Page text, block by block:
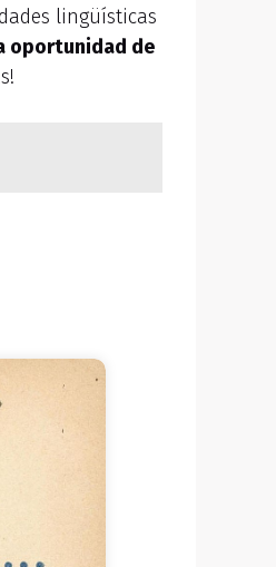
lingüísticas
oportunidad de